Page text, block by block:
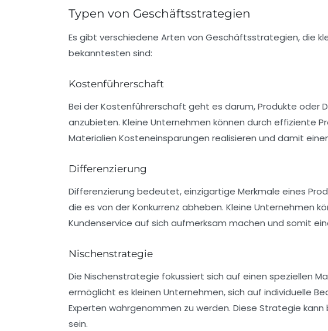
Typen von Geschäftsstrategien
Es gibt verschiedene Arten von Geschäftsstrategien, die
bekanntesten sind:
Kostenführerschaft
Bei der Kostenführerschaft geht es darum, Produkte oder
anzubieten. Kleine Unternehmen können durch effiziente
Materialien Kosteneinsparungen realisieren und damit
Differenzierung
Differenzierung bedeutet, einzigartige Merkmale eines
die es von der Konkurrenz abheben. Kleine Unternehmen
Kundenservice auf sich aufmerksam machen und somit
Nischenstrategie
Die Nischenstrategie fokussiert sich auf einen speziellen
ermöglicht es kleinen Unternehmen, sich auf individuelle
Experten wahrgenommen zu werden. Diese Strategie
sein.